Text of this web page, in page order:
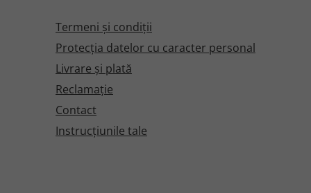
Termeni şi condiţii
Protecţia datelor cu caracter personal
Livrare și plată
Reclamaţie
Contact
Instrucțiunile tale